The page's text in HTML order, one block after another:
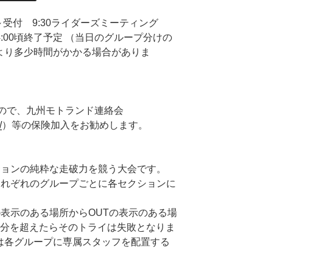
付 9:30ライダーズミーティング
頃終了予定 （当日のグループ分けの
多少時間がかかる場合がありま
、九州モトランド連絡会
）等の保険加入をお勧めします。
ンの純粋な走破力を競う大会です。
ぞれのグループごとに各セクションに
示のある場所からOUTの表示のある場
を超えたらそのトライは失敗となりま
グループに専属スタッフを配置する